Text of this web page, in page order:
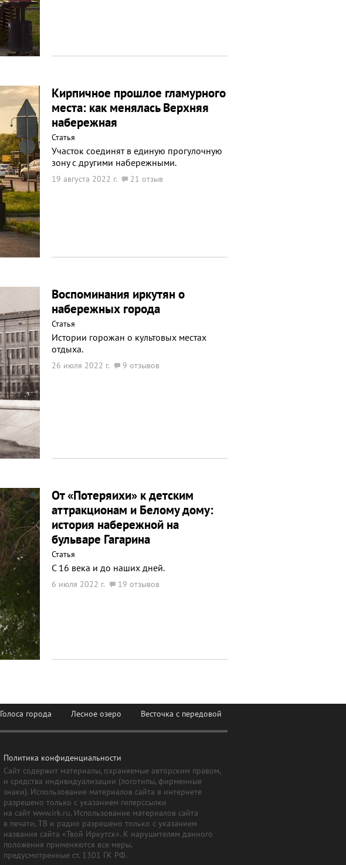
Кирпичное прошлое гламурного
места: как менялась Верхняя
набережная
Статья
Участок соединят в единую прогулочную
зону с другими набережными.
19 августа 2022 г. 21 отзыв
Воспоминания иркутян о
набережных города
Статья
Истории горожан о культовых местах
отдыха.
26 июля 2022 г. 9 отзывов
От «Потеряихи» к детским
аттракционам и Белому дому:
история набережной на
бульваре Гагарина
Статья
С 16 века и до наших дней.
6 июля 2022 г. 19 отзывов
Голоса города Лесное озеро Весточка с передовой
Политика конфиденциальности
Сайт содержит материалы, охраняемые авторским правом,
и средства индивидуализации (логотипы, фирменные
знаки). Использование материалов сайта в интернете
разрешено только с указанием гиперссылки
на сайт www.irk.ru. Использование материалов сайта
в печати, ТВ и радио разрешено только с указанием
названия сайта «Твой Иркутск». К нарушителям данного
положения применяются все меры,
предусмотренные ст. 1301 ГК РФ.